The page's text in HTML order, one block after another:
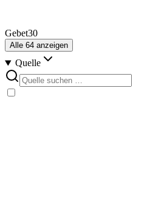
Gebet30
Alle 64 anzeigen
Quelle